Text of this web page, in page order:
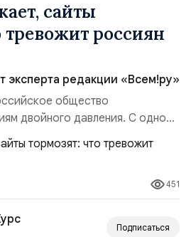
сайты
тревожит россиян
эксперта редакции «Всем!ру»
общество
двойного давления. С одной
цен на товары первой
и локальные сбои в
– технологическая
в работе интернета,
осваивать VPN и
из этого бье...
451
Подписаться